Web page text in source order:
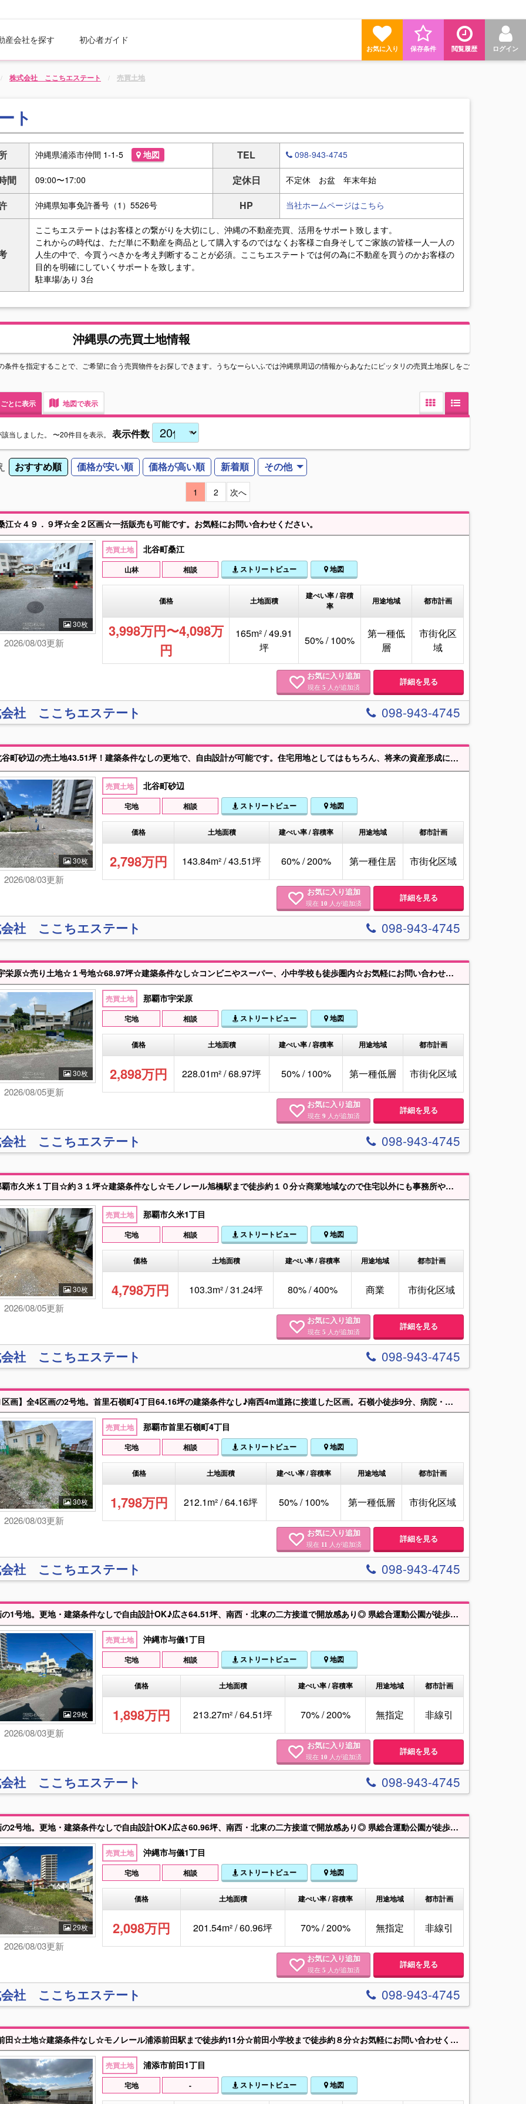
産会社を探す 初心者ガイド
ログイン
閲覧履歴
保存条件
お気に入り
株式会社 ここちエステート 売買土地
ト
沖縄県浦添市仲間 1-1-5 地図 TEL 098-943-4745
間 09:00〜17:00 定休日 不定休 お盆 年末年始
沖縄県知事免許番号（1）5526号 HP 当社ホームページはこちら
ここちエステートはお客様との繋がりを大切にし、沖縄の不動産売買、活用をサポート致します。
これからの時代は、ただ単に不動産を商品として購入するのではなくお客様ご自身そしてご家族の皆様一人一人の
人生の中で、今買うべきかを考え判断することが必須。ここちエステートでは何の為に不動産を買うのかお客様の
目的を明確にしていくサポートを致します。
駐車場/あり 3台
沖縄県の売買土地情報
件を指定することで、ご希望に合う売買物件をお探しできます。うちなーらいふでは沖縄県周辺の情報からあなたにピッタリの売買土地探しをご
とに表示 地図で表示
当しました。 〜20件目を表示。 表示件数
おすすめ順 価格が安い順 価格が高い順 新着順 その他
1 2 次へ
江☆４９．９坪☆全２区画☆一括販売も可能です。お気軽にお問い合わせください。
30枚
2026/08/03更新
売買土地 北谷町桑江
山林 相談 ストリートビュー 地図
価格 土地面積
建ぺい率 / 容積
率
用途地域 都市計画
3,998万円〜4,098万
円
165m² / 49.91
坪
50% / 100%
第一種低
層
市街化区
域
お気に入り追加
現在5 人が追加済 詳細を見る
社 ここちエステート 098-943-4745
町砂辺の売土地43.51坪！建築条件なしの更地で、自由設計が可能です。住宅用地としてはもちろん、将来の資産形成にもおすすめの土地です。お気軽にお問い合わせください。
30枚
2026/08/03更新
売買土地 北谷町砂辺
宅地 相談 ストリートビュー 地図
価格 土地面積 建ぺい率 / 容積率 用途地域 都市計画
2,798万円 143.84m² / 43.51坪 60% / 200% 第一種住居 市街化区域
お気に入り追加
現在 10 人が追加済 詳細を見る
社 ここちエステート 098-943-4745
那覇市宇栄原☆売り土地☆１号地☆68.97坪☆建築条件なし☆コンビニやスーパー、小中学校も徒歩圏内☆お気軽にお問い合わせください。
30枚
2026/08/05更新
売買土地 那覇市宇栄原
宅地 相談 ストリートビュー 地図
価格 土地面積 建ぺい率 / 容積率 用途地域 都市計画
2,898万円 228.01m² / 68.97坪 50% / 100% 第一種低層 市街化区域
お気に入り追加
現在9 人が追加済 詳細を見る
社 ここちエステート 098-943-4745
市久米１丁目☆約３１坪☆建築条件なし☆モノレール旭橋駅まで徒歩約１０分☆商業地域なので住宅以外にも事務所や店舗の建築も可能です☆お気軽にお問い合わせください☆
30枚
2026/08/05更新
売買土地 那覇市久米1丁目
宅地 相談 ストリートビュー 地図
価格 土地面積 建ぺい率 / 容積率 用途地域 都市計画
4,798万円 103.3m² / 31.24坪 80% / 400% 商業 市街化区域
お気に入り追加
現在5 人が追加済 詳細を見る
社 ここちエステート 098-943-4745
【最終1区画】全4区画の2号地。首里石嶺町4丁目64.16坪の建築条件なし♪南西4m道路に接道した区画。石嶺小徒歩9分、病院・ドラッグストア・コンビニも徒歩圏内で、暮らしやすい住環境が整っています。
30枚
2026/08/03更新
売買土地 那覇市首里石嶺町4丁目
宅地 相談 ストリートビュー 地図
価格 土地面積 建ぺい率 / 容積率 用途地域 都市計画
1,798万円 212.1m² / 64.16坪 50% / 100% 第一種低層 市街化区域
お気に入り追加
現在 11 人が追加済 詳細を見る
社 ここちエステート 098-943-4745
全2区画の1号地。更地・建築条件なしで自由設計OK♪広さ64.51坪、南西・北東の二方接道で開放感あり◎ 県総合運動公園が徒歩圏にあり、イオンライカムへも車で短時間。自然と利便性を兼ね備えた好立地です。
29枚
2026/08/03更新
売買土地 沖縄市与儀1丁目
宅地 相談 ストリートビュー 地図
価格 土地面積 建ぺい率 / 容積率 用途地域 都市計画
1,898万円 213.27m² / 64.51坪 70% / 200% 無指定 非線引
お気に入り追加
現在 10 人が追加済 詳細を見る
社 ここちエステート 098-943-4745
全2区画の2号地。更地・建築条件なしで自由設計OK♪広さ60.96坪、南西・北東の二方接道で開放感あり◎ 県総合運動公園が徒歩圏にあり、イオンライカムへも車で短時間。自然と利便性を兼ね備えた好立地です。
29枚
2026/08/03更新
売買土地 沖縄市与儀1丁目
宅地 相談 ストリートビュー 地図
価格 土地面積 建ぺい率 / 容積率 用途地域 都市計画
2,098万円 201.54m² / 60.96坪 70% / 200% 無指定 非線引
お気に入り追加
現在5 人が追加済 詳細を見る
社 ここちエステート 098-943-4745
浦添市前田☆土地☆建築条件なし☆モノレール浦添前田駅まで徒歩約11分☆前田小学校まで徒歩約８分☆お気軽にお問い合わせください。※高低差あり
売買土地 浦添市前田1丁目
宅地 - ストリートビュー 地図